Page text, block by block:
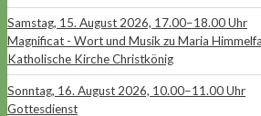
Samstag, 15. August 2026, 17.00–18.00 Uhr
Magnificat - Wort und Musik zu Maria
Katholische Kirche Christkönig
Sonntag, 16. August 2026, 10.00–11.00 Uhr
Gottesdienst